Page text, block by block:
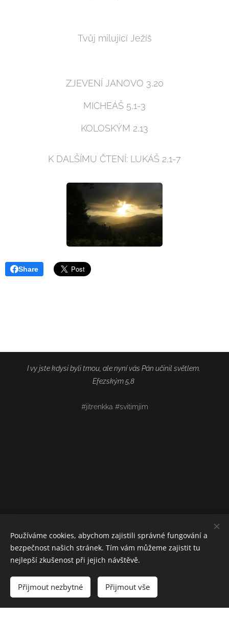
Tvůj milující Ježíš
ZJEVENÍ JANOVO 3,20
MICHEÁŠ 5,1-3
KOLOSKÝM 2,13
K DALŠÍMU ČTENÍ: LUKÁŠ 2,1-7
Share
I vy jste kdysi byli tmou, ale nyní vás Pán učinil světlem.
Efezským 5,8
#jitrenkka #svitimjim
Vytvořeno službou Webnode
Používáme cookies, abychom zajistili správné fungování a
bezpečnost našich stránek. Tím vám můžeme zajistit tu
nejlepší zkušenost při jejich návštěvě.
Přijmout nezbytné Přijmout vše